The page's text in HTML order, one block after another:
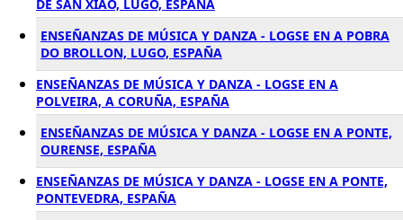
DE SAN XIAO, LUGO, ESPAÑA
ENSEÑANZAS DE MÚSICA Y DANZA - LOGSE EN A POBRA
DO BROLLON, LUGO, ESPAÑA
ENSEÑANZAS DE MÚSICA Y DANZA - LOGSE EN A
POLVEIRA, A CORUÑA, ESPAÑA
ENSEÑANZAS DE MÚSICA Y DANZA - LOGSE EN A PONTE,
OURENSE, ESPAÑA
ENSEÑANZAS DE MÚSICA Y DANZA - LOGSE EN A PONTE,
PONTEVEDRA, ESPAÑA